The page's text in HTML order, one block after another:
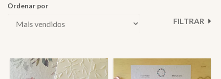
Ordenar por
FILTRAR